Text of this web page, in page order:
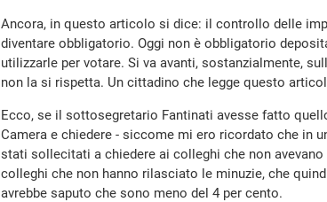
Ancora, in questo articolo si dice: il controllo delle
diventare obbligatorio. Oggi non è obbligatorio
utilizzarle per votare. Si va avanti, sostanzialmente,
non la si rispetta. Un cittadino che legge questo
Ecco, se il sottosegretario Fantinati avesse fatto
Camera e chiedere - siccome mi ero ricordato che in
stati sollecitati a chiedere ai colleghi che non
colleghi che non hanno rilasciato le minuzie, che
avrebbe saputo che sono meno del 4 per cento.